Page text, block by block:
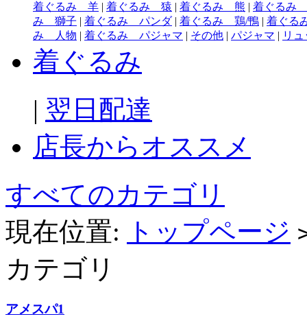
着ぐるみ 羊 | 着ぐるみ 猿 | 着ぐるみ 熊 | 着ぐるみ
み 獅子 | 着ぐるみ パンダ | 着ぐるみ 鶏/鴨 | 着ぐる
み 人物 | 着ぐるみ パジャマ | その他 | パジャマ | リ
着ぐるみ
| 翌日配達
店長からオススメ
すべてのカテゴリ
現在位置:
トップページ
カテゴリ
アメスパ1